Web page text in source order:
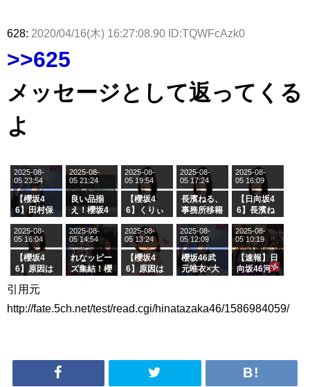
628: 2020/04/16(木) 16:27:08.90 ID:TQWFcAzk0
>>625
メッセージとして返ってくる
よ
【櫻坂4
6】田村保
ージを脱い
でいた理由
2025-08-
05 23:54
良い品揃
え！櫻坂4
グル『Mak
e or Brea
k』オフィ
シャルグッ
ズ絶賛販売
2025-08-
05 21:24
【櫻坂4
6】くりぃ
の2人を手
玉に取る大
沼晶保【く
りぃむナン
タラ】
2025-08-
05 19:54
長濱ねる、
事務所移籍
属を発表
2025-08-
05 17:24
【日向坂4
6】長濱ね
ら移籍しフ
ラーム所属
に。これで
事務所に所
属している
がこちら
2025-08-
05 16:09
【櫻坂4
6】原因は
大園玲、B
ざわつかせ
2025-08-
05 16:04
れなッピー
ズ集結！櫻
「ラヴィッ
2025-08-
05 14:54
【櫻坂4
6】原因は
ざわつかせ
2025-08-
05 13:24
櫻坂46武
元唯衣×大
さんに恐怖
2025-08-
05 12:09
【速報】日
向坂46河
2025-08-
05 10:19
引用元
http://fate.5ch.net/test/read.cgi/hinatazaka46/1586984059/